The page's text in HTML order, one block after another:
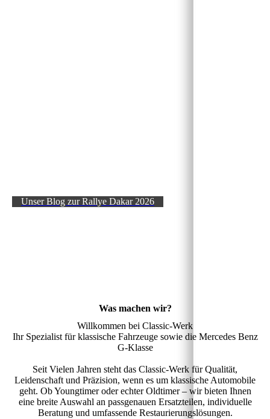
Unser Blog zur Rallye Dakar 2026
Was machen wir?
Willkommen bei Classic-Werk
Ihr Spezialist für klassische Fahrzeuge sowie die Mercedes Benz
G-Klasse
Seit Vielen Jahren steht das Classic-Werk für Qualität,
Leidenschaft und Präzision, wenn es um klassische Automobile
geht. Ob Youngtimer oder echter Oldtimer – wir bieten Ihnen
eine breite Auswahl an passgenauen Ersatzteilen, individuelle
Beratung und umfassende Restaurierungslösungen.